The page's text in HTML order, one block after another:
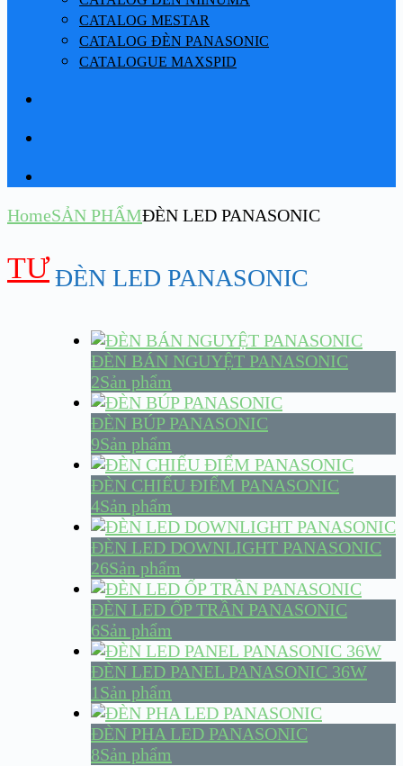
CATALOG MESTAR
CATALOG ĐÈN PANASONIC
CATALOGUE MAXSPID
HomeSẢN PHẨMĐÈN LED PANASONIC
ĐÈN LED PANASONIC
ĐÈN BÁN NGUYỆT PANASONIC
2Sản phẩm
ĐÈN BÚP PANASONIC
9Sản phẩm
ĐÈN CHIẾU ĐIỂM PANASONIC
4Sản phẩm
ĐÈN LED DOWNLIGHT PANASONIC
26Sản phẩm
ĐÈN LED ỐP TRẦN PANASONIC
6Sản phẩm
ĐÈN LED PANEL PANASONIC 36W
1Sản phẩm
ĐÈN PHA LED PANASONIC
8Sản phẩm
TƯ